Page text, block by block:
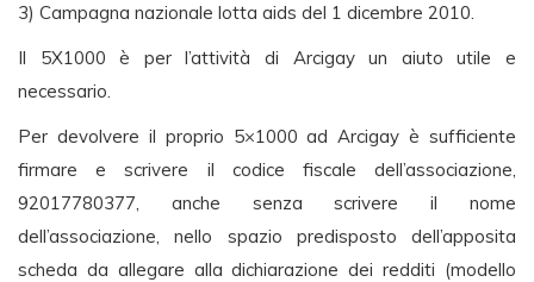
3) Campagna nazionale lotta aids del 1 dicembre 2010.
Il 5X1000 è per l’attività di Arcigay un aiuto utile e
necessario.
Per devolvere il proprio 5×1000 ad Arcigay è sufficiente
firmare e scrivere il codice fiscale dell’associazione,
92017780377, anche senza scrivere il nome
dell’associazione, nello spazio predisposto dell’apposita
scheda da allegare alla dichiarazione dei redditi (modello